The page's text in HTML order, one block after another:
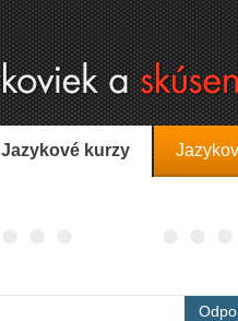
Jazykové kurzy